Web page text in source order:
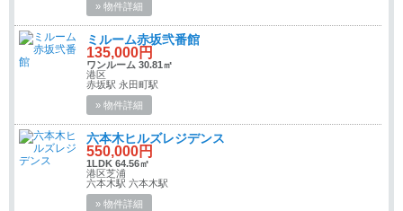
» 物件詳細
ミルーム赤坂弐番館
135,000円
ワンルーム 30.81㎡
港区
赤坂駅 永田町駅
» 物件詳細
六本木ヒルズレジデンス
550,000円
1LDK 64.56㎡
港区芝浦
六本木駅 六本木駅
» 物件詳細